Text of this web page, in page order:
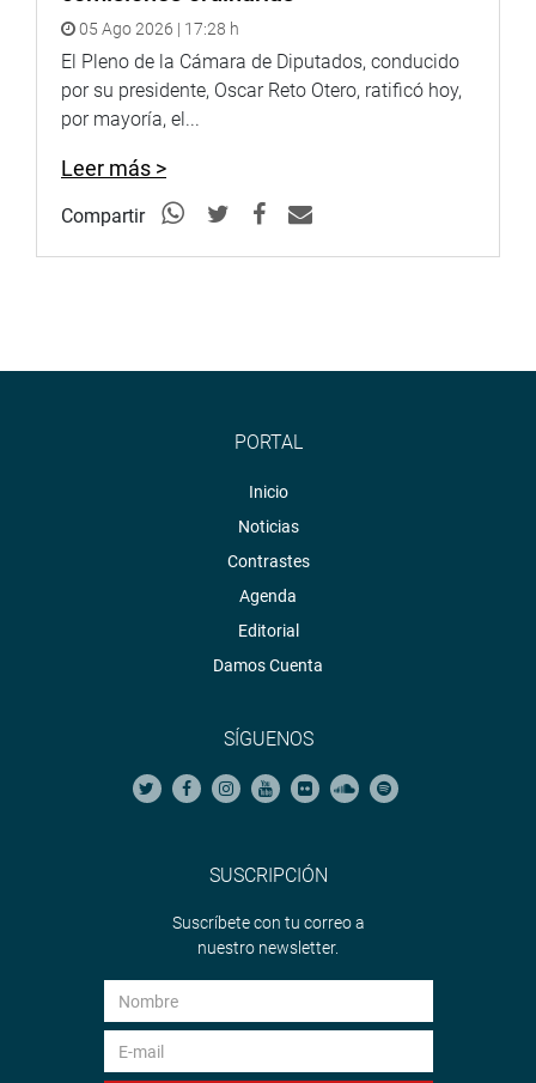
05 Ago 2026 | 17:28 h
El Pleno de la Cámara de Diputados, conducido
por su presidente, Oscar Reto Otero, ratificó hoy,
por mayoría, el...
Leer más >
Compartir
PORTAL
Inicio
Noticias
Contrastes
Agenda
Editorial
Damos Cuenta
SÍGUENOS
SUSCRIPCIÓN
Suscríbete con tu correo a
nuestro newsletter.